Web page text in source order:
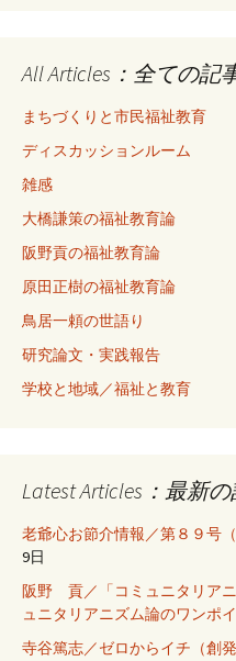
All Articles：全ての
まちづくりと市民福祉教育
ディスカッションルーム
雑感
大橋謙策の福祉教育論
阪野貢の福祉教育論
原田正樹の福祉教育論
鳥居一頼の世語り
研究論文・実践報告
学校と地域／福祉と教育
Latest Articles：最新
老爺心お節介情報／第８９号
9日
阪野 貢／「コミュニタリア
ュニタリアニズム論のワンポ
寺谷篤志／ゼロからイチ（創